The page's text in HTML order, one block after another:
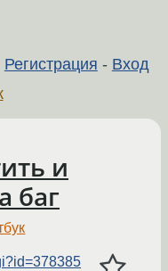
Регистрация - Вход
и
баг